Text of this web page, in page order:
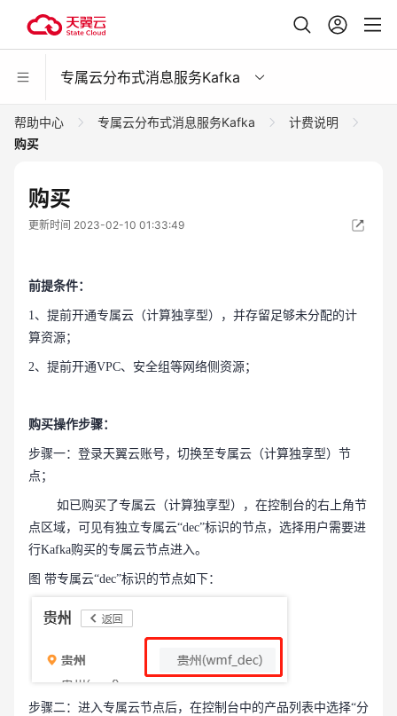
专属云分布式消息服务Kafka
帮助中心 专属云分布式消息服务Kafka
计费说明
购买
购买
更新时间 2023-02-10 01:33:49
前提条件：
1、提前开通专属云（计算独享型），并存留足够未分配的计
算资源；
2、提前开通VPC、安全组等网络侧资源；
购买操作步骤：
步骤一：登录天翼云账号，切换至专属云（计算独享型）节
点；
如已购买了专属云（计算独享型），在控制台的右上角节
点区域，可见有独立专属云“dec”标识的节点，选择用户需要进
行Kafka购买的专属云节点进入。
图 带专属云“dec”标识的节点如下：
步骤二：进入专属云节点后，在控制台中的产品列表中选择“分